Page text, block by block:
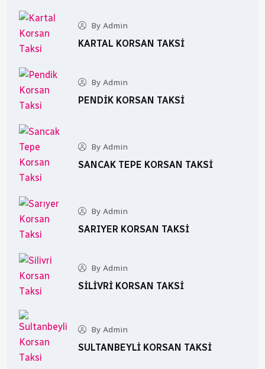
By Admin
KARTAL KORSAN TAKSI
By Admin
PENDIK KORSAN TAKSI
By Admin
SANCAK TEPE KORSAN TAKSI
By Admin
SARIYER KORSAN TAKSI
By Admin
SILIVRI KORSAN TAKSI
By Admin
SULTANBEYLI KORSAN TAKSI